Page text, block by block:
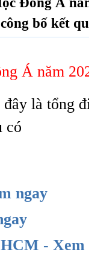
bố kết
Á năm
là tổng
có
ngay
- Xem